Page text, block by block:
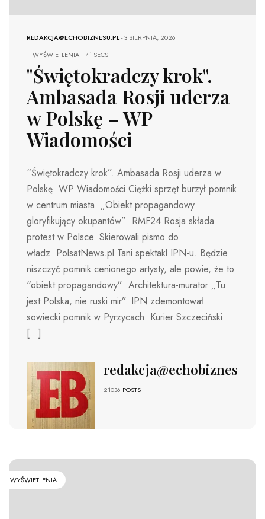
REDAKCJA@ECHOBIZNESU.PL-3 SIERPNIA, 2026
WYŚWIETLENIA
41 SECS
"Świętokradczy krok".
Ambasada Rosji uderza
w Polskę – WP
Wiadomości
“Świętokradczy krok”. Ambasada Rosji uderza w
Polskę WP Wiadomości Ciężki sprzęt burzył pomnik
w centrum miasta. „Obiekt propagandowy
gloryfikujący okupantów” RMF24 Rosja składa
protest w Polsce. Skierowali pismo do
władz PolsatNews.pl Tani spektakl IPN-u. Będzie
niszczyć pomnik cenionego artysty, ale powie, że to
“obiekt propagandowy” Architektura-murator „Tu
jest Polska, nie ruski mir”. IPN zdemontował
sowiecki pomnik w Pyrzycach Kurier Szczeciński
[…]
redakcja@echobiznesu.pl
21036 POSTS
WYŚWIETLENIA